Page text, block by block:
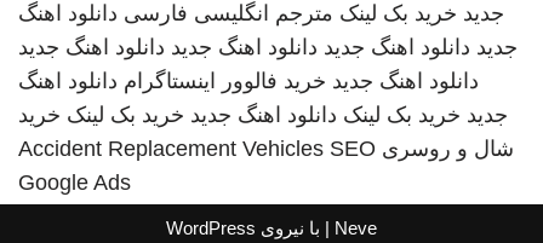
جدید خرید بک لینک مترجم انگلیسی فارسی دانلود اهنگ
جدید دانلود اهنگ جدید دانلود اهنگ جدید دانلود اهنگ جدید
دانلود اهنگ جدید خرید فالوور اینستاگرام دانلود اهنگ
جدید خرید بک لینک دانلود اهنگ جدید خرید بک لینک خرید
شال و روسری
Accident Replacement Vehicles SEO
Google Ads
Neve | با نیروی WordPress